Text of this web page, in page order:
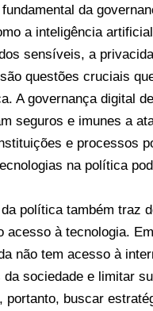
da
a inteligência
sensíveis, a
questões cruciais
A governança digital
seguros e imunes a
e processos
na política
política também traz
acesso à tecnologia.
não tem acesso à
sociedade e limitar
portanto, buscar